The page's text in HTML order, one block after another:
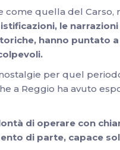
quella del Carso,
le
hanno puntato
per quel
a Reggio ha avuto
di operare con
di parte, capace